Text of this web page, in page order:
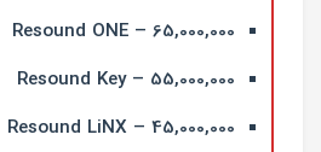
Resound ONE – 65,000,000
Resound Key – 55,000,000
Resound LiNX – 45,000,000